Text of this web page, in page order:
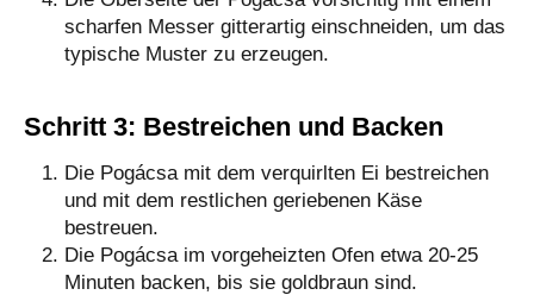
scharfen Messer gitterartig einschneiden, um das
typische Muster zu erzeugen.
Schritt 3: Bestreichen und Backen
Die Pogácsa mit dem verquirlten Ei bestreichen
und mit dem restlichen geriebenen Käse
bestreuen.
Die Pogácsa im vorgeheizten Ofen etwa 20-25
Minuten backen, bis sie goldbraun sind.